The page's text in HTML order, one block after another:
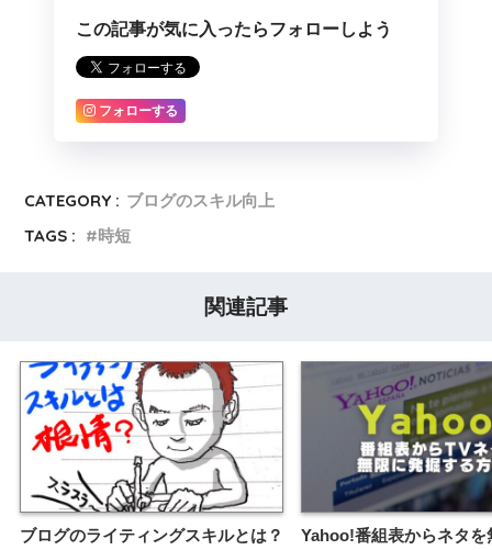
この記事が気に入ったらフォローしよう
フォローする
CATEGORY : ブログのスキル向上
TAGS :
時短
関連記事
ブログのライティングスキルとは？
Yahoo!番組表からネタを